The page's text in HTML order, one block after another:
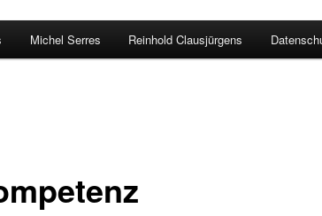
Michel Serres Reinhold Clausjürgens